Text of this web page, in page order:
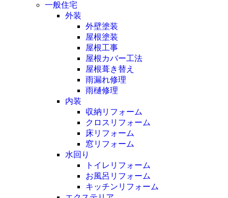
一般住宅
外装
外壁塗装
屋根塗装
屋根工事
屋根カバー工法
屋根葺き替え
雨漏れ修理
雨樋修理
内装
収納リフォーム
クロスリフォーム
床リフォーム
窓リフォーム
水回り
トイレリフォーム
お風呂リフォーム
キッチンリフォーム